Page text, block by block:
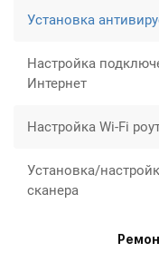
Установка
Настройка
Интернет
Настройка Wi-Fi
Установка/
сканера